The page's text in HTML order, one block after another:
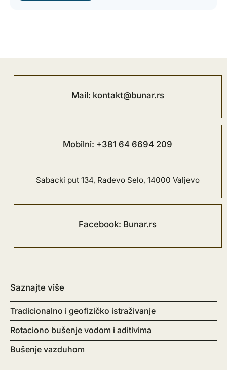
Mail: kontakt@bunar.rs
Mobilni: +381 64 6694 209
Sabacki put 134, Radevo Selo, 14000 Valjevo
Facebook: Bunar.rs
Saznajte više
Tradicionalno i geofizičko istraživanje
Rotaciono bušenje vodom i aditivima
Bušenje vazduhom